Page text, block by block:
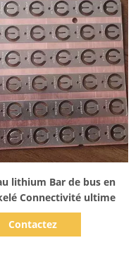
lithium Bar de bus en
Connectivité ultime
Contactez